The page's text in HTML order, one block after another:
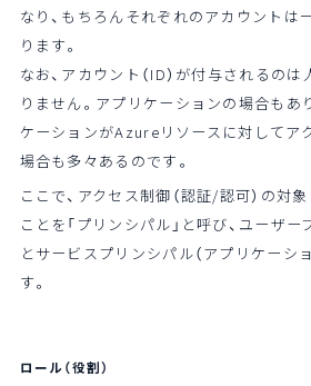
なり、もちろんそれぞれのアカウントは
ります。
なお、アカウント（ID）が付与されるの
りません。アプリケーションの場合もあ
ケーションがAzureリソースに対してア
場合も多々あるのです。
ここで、アクセス制御（認証/認可）の対
ことを「プリンシパル」と呼び、ユーザー
とサービスプリンシパル（アプリケーシ
す。
ロール（役割）